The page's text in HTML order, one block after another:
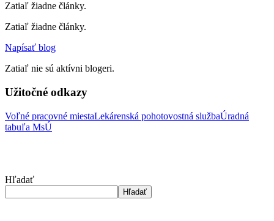
Zatiaľ žiadne články.
Zatiaľ žiadne články.
Napísať blog
Zatiaľ nie sú aktívni blogeri.
Užitočné odkazy
Voľné pracovné miestaLekárenská pohotovostná službaÚradná
tabuľa MsÚ
Hľadať
Hľadať